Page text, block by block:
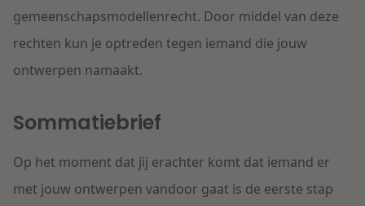
gemeenschapsmodellenrecht. Door middel van deze
rechten kun je optreden tegen iemand die jouw
ontwerpen namaakt.
Sommatiebrief
Op het moment dat jij erachter komt dat iemand er
met jouw ontwerpen vandoor gaat is de eerste stap